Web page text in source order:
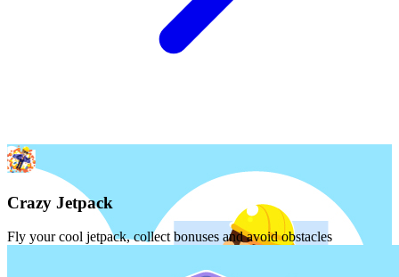
Crazy Jetpack
Fly your cool jetpack, collect bonuses and avoid obstacles